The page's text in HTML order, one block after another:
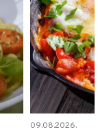
09.08.2026.